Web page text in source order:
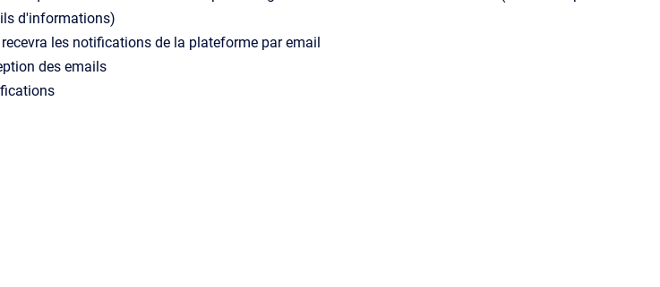
d'informations)
les notifications de la plateforme par email
des emails